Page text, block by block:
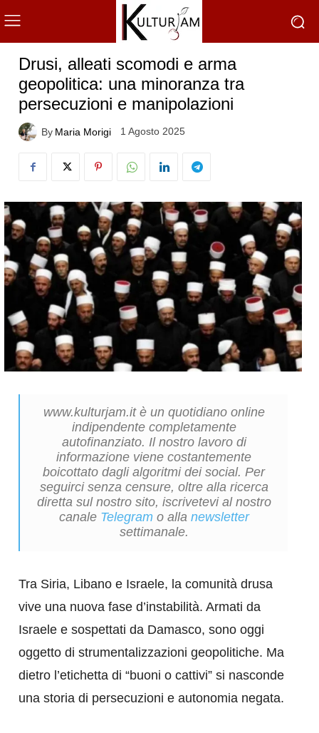
Drusi, alleati scomodi e arma
geopolitica: una minoranza tra
persecuzioni e manipolazioni
By Maria Morigi 1 Agosto 2025
www.kulturjam.it è un quotidiano online
indipendente completamente
autofinanziato. Il nostro lavoro di
informazione viene costantemente
boicottato dagli algoritmi dei social. Per
seguirci senza censure, oltre alla ricerca
diretta sul nostro sito, iscrivetevi al nostro
canale Telegram o alla newsletter
settimanale.
Tra Siria, Libano e Israele, la comunità drusa
vive una nuova fase d’instabilità. Armati da
Israele e sospettati da Damasco, sono oggi
oggetto di strumentalizzazioni geopolitiche. Ma
dietro l’etichetta di “buoni o cattivi” si nasconde
una storia di persecuzioni e autonomia negata.